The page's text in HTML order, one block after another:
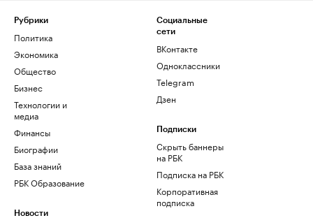
Рубрики
Политика
Экономика
Общество
Бизнес
Технологии и
медиа
Финансы
Биографии
База знаний
РБК Образование
Новости
Социальные
сети
ВКонтакте
Одноклассники
Telegram
Дзен
Подписки
Скрыть баннеры
на РБК
Подписка на РБК
Корпоративная
подписка